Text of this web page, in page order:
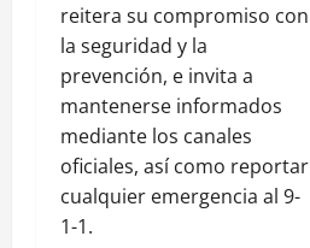
reitera su compromiso con
la seguridad y la
prevención, e invita a
mantenerse informados
mediante los canales
oficiales, así como reportar
cualquier emergencia al 9-
1-1.